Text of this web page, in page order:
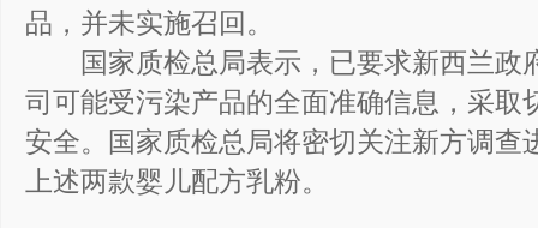
品，并未实施召回。
国家质检总局表示，已要求新西兰政
司可能受污染产品的全面准确信息，采取
安全。国家质检总局将密切关注新方调查
上述两款婴儿配方乳粉。